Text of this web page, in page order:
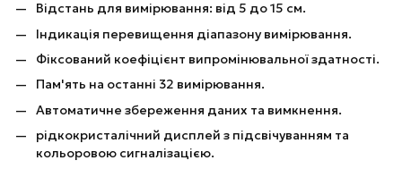
Відстань для вимірювання: від 5 до 15 см.
Індикація перевищення діапазону вимірювання.
Фіксований коефіцієнт випромінювальної здатності.
Пам'ять на останні 32 вимірювання.
Автоматичне збереження даних та вимкнення.
рідкокристалічний дисплей з підсвічуванням та
кольоровою сигналізацією.